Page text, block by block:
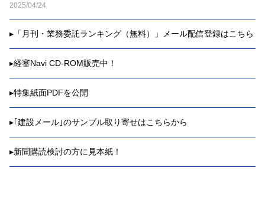
2025/04/24
▸ 「月刊・業務委託ランキング（無料）」メール配信登録はこちら
▸経審Navi CD-ROM販売中！
▸特集紙面PDFを公開
▸｢建設メール｣のサンプル取り寄せはこちらから
▸新聞購読検討の方に見本紙！